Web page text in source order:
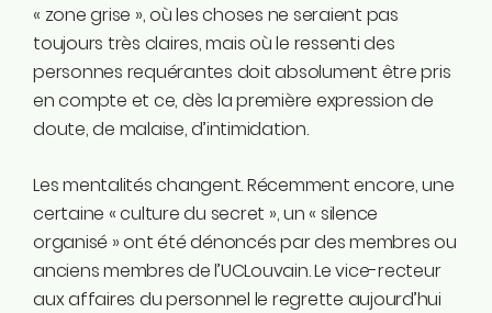
« zone grise », où les choses ne seraient pas
toujours très claires, mais où le ressenti des
personnes requérantes doit absolument être pris
en compte et ce, dès la première expression de
doute, de malaise, d’intimidation.
Les mentalités changent. Récemment encore, une
certaine « culture du secret », un « silence
organisé » ont été dénoncés par des membres ou
anciens membres de l’UCLouvain. Le vice-recteur
aux affaires du personnel le regrette aujourd’hui